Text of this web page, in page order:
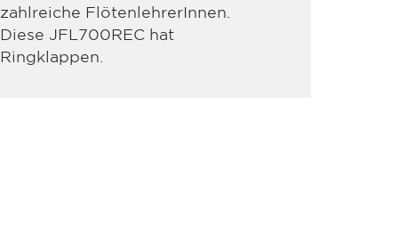
zahlreiche FlötenlehrerInnen.
Diese JFL700REC hat
Ringklappen.